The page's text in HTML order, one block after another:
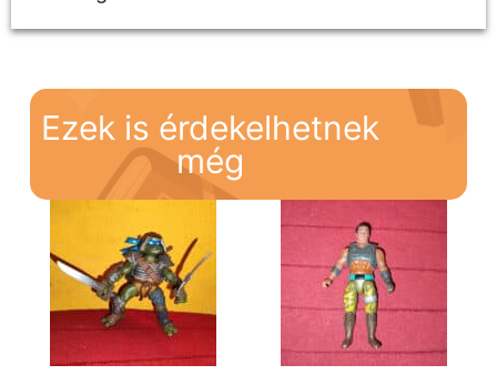
Ezek is érdekelhetnek
még